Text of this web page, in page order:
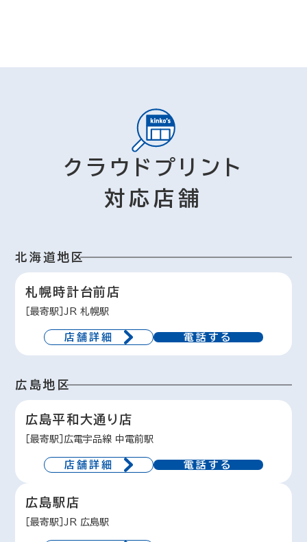
クラウドプリント
対応店舗
北海道地区
札幌時計台前店
［最寄駅］JR 札幌駅
店舗詳細 電話する
広島地区
広島平和大通り店
［最寄駅］広電宇品線 中電前駅
店舗詳細 電話する
広島駅店
［最寄駅］JR 広島駅